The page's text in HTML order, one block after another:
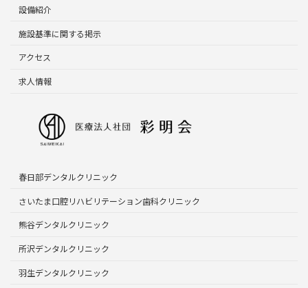
設備紹介
施設基準に関する掲示
アクセス
求人情報
春日部デンタルクリニック
さいたま口腔リハビリテーション歯科クリニック
熊谷デンタルクリニック
所沢デンタルクリニック
羽生デンタルクリニック